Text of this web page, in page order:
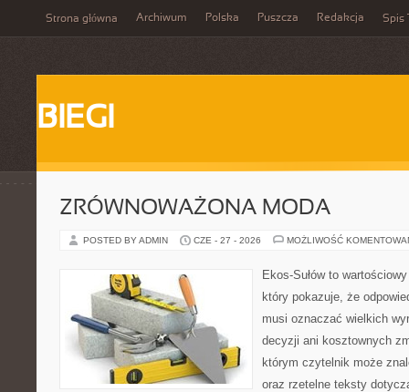
Strona główna Archiwum Polska Puszcza Redakcja Spis
BIEGI
ZRÓWNOWAŻONA MODA
POSTED BY ADMIN CZE - 27 - 2026 MOŻLIWOŚĆ
Ekos-Sułów to
który pokazuje, że
musi oznaczać wielkich
decyzji ani kosztownych
którym czytelnik może
oraz rzetelne teksty